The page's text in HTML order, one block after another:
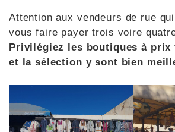
Attention aux vendeurs de rue
vous faire payer trois voire
Privilégiez les boutiques à
et la sélection y sont bien